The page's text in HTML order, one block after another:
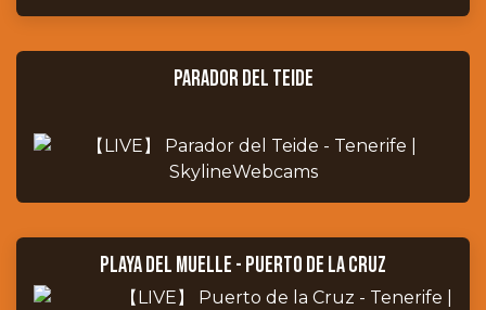
parador del Teide
Playa del muelle - puerto de la cruz